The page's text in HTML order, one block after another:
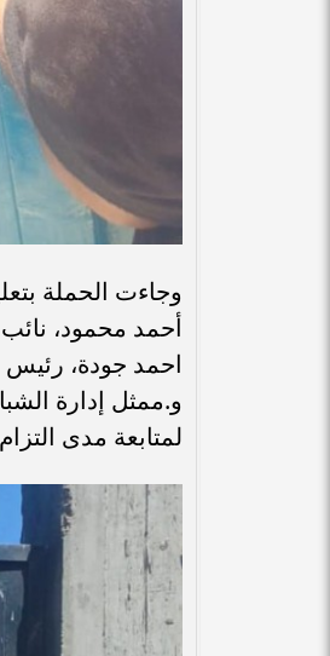
وجاءت الحملة
أحمد محمود،
احمد جودة،
و.ممثل إدارة
لمتابعة مدى